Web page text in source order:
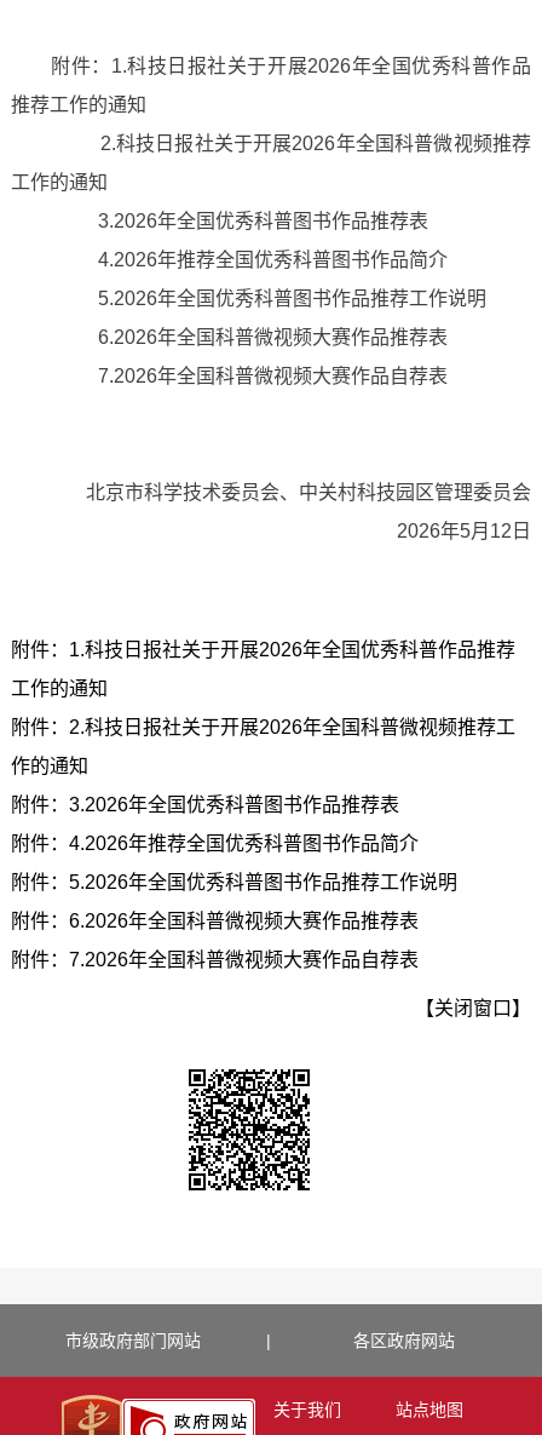
附件：1.科技日报社关于开展2026年全国优秀科普作品
推荐工作的通知
2.科技日报社关于开展2026年全国科普微视频推荐
工作的通知
3.2026年全国优秀科普图书作品推荐表
4.2026年推荐全国优秀科普图书作品简介
5.2026年全国优秀科普图书作品推荐工作说明
6.2026年全国科普微视频大赛作品推荐表
7.2026年全国科普微视频大赛作品自荐表
北京市科学技术委员会、中关村科技园区管理委员会
2026年5月12日
附件：1.科技日报社关于开展2026年全国优秀科普作品推荐
工作的通知
附件：2.科技日报社关于开展2026年全国科普微视频推荐工
作的通知
附件：3.2026年全国优秀科普图书作品推荐表
附件：4.2026年推荐全国优秀科普图书作品简介
附件：5.2026年全国优秀科普图书作品推荐工作说明
附件：6.2026年全国科普微视频大赛作品推荐表
附件：7.2026年全国科普微视频大赛作品自荐表
【关闭窗口】
市级政府部门网站 | 各区政府网站
关于我们 站点地图